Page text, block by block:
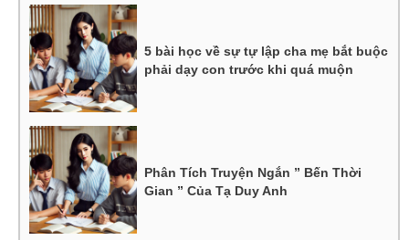
5 bài học về sự tự lập cha mẹ bắt buộc
phải dạy con trước khi quá muộn
Phân Tích Truyện Ngắn ” Bến Thời
Gian ” Của Tạ Duy Anh